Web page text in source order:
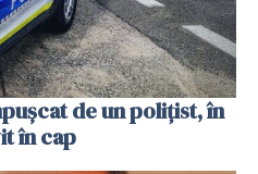
de un polițist, în
în cap